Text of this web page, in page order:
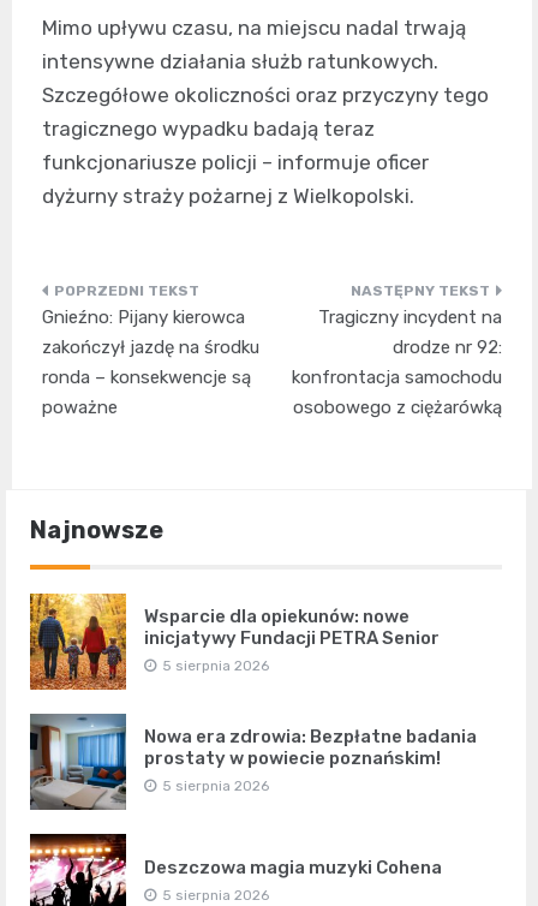
Mimo upływu czasu, na miejscu nadal trwają
intensywne działania służb ratunkowych.
Szczegółowe okoliczności oraz przyczyny tego
tragicznego wypadku badają teraz
funkcjonariusze policji – informuje oficer
dyżurny straży pożarnej z Wielkopolski.
Nawigacja
wpisu
Gnieźno: Pijany kierowca
zakończył jazdę na środku
ronda – konsekwencje są
poważne
Tragiczny incydent na
drodze nr 92:
konfrontacja samochodu
osobowego z ciężarówką
Najnowsze
Wsparcie dla opiekunów: nowe
inicjatywy Fundacji PETRA Senior
5 sierpnia 2026
Nowa era zdrowia: Bezpłatne badania
prostaty w powiecie poznańskim!
5 sierpnia 2026
Deszczowa magia muzyki Cohena
5 sierpnia 2026